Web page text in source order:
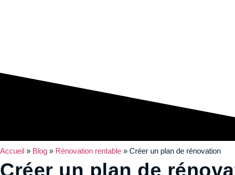
Accueil » Blog » Rénovation rentable » Créer un plan de rénovation
Créer un plan de